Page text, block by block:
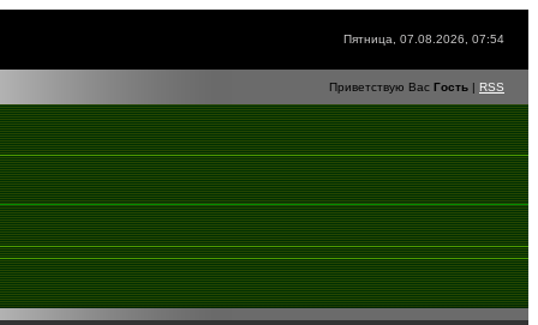
Пятница, 07.08.2026, 07:54
Приветствую Вас Гость | RSS